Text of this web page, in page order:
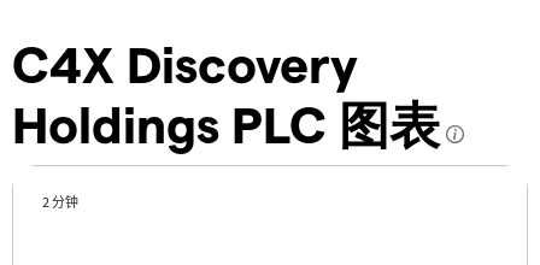
C4X Discovery
Holdings PLC 图表
2 分钟